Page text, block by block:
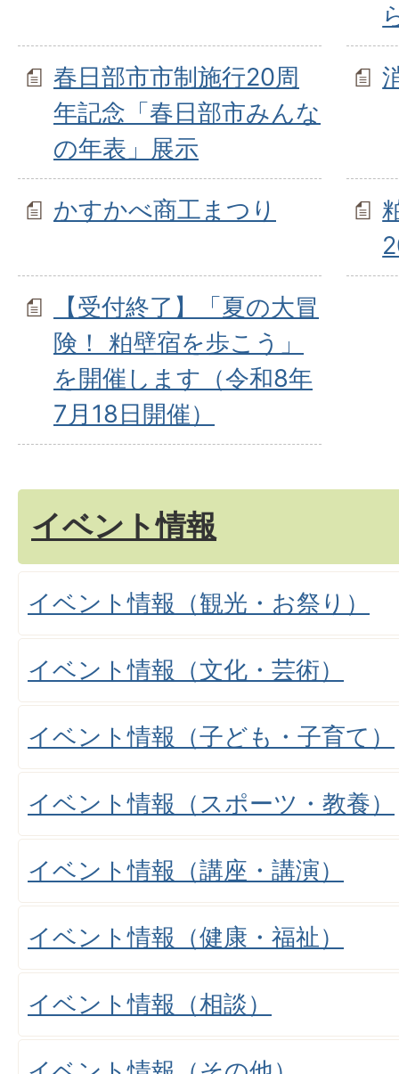
春日部市市制施行20周
年記念「春日部市みんな
の年表」展示
かすかべ商工まつり
【受付終了】「夏の大冒
険！ 粕壁宿を歩こう」
を開催します（令和8年
7月18日開催）
イベント情報
イベント情報（観光・お祭り）
イベント情報（文化・芸術）
イベント情報（子ども・子育て）
イベント情報（スポーツ・教養）
イベント情報（講座・講演）
イベント情報（健康・福祉）
イベント情報（相談）